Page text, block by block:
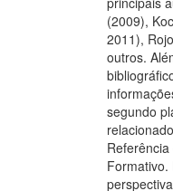
(2009),
2011),
outros.
segundo